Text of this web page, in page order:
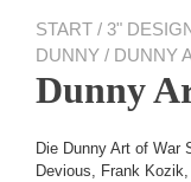
START / 3"
DUNNY / DUNNY
Dunny
Die Dunny Art of War
Devious, Frank